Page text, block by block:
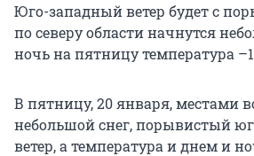
Юго-западный ветер будет с
по северу области начнутся
ночь на пятницу температура
В пятницу, 20 января, местами
небольшой снег, порывистый
ветер, а температура и днем и